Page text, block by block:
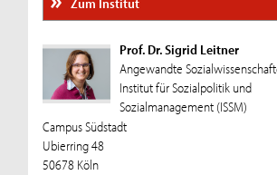
Zum Institut
Prof. Dr. Sigrid Leitner
Angewandte
Institut für Sozialpolitik und
Sozialmanagement (ISSM)
Campus Südstadt
Ubierring 48
50678 Köln